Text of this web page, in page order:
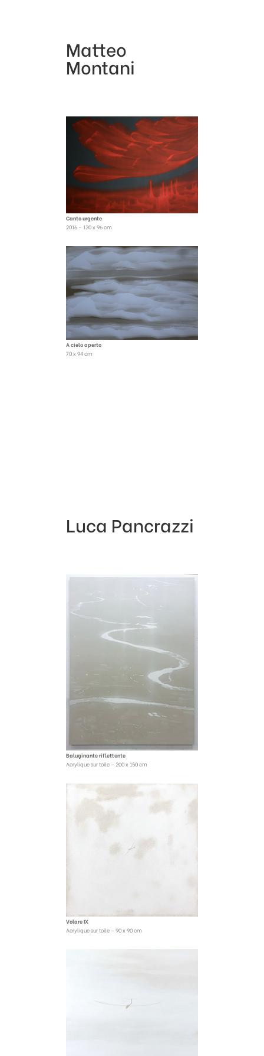
Matteo
Montani
Canto urgente
2016 – 130 x 96 cm
A cielo aperto
70 x 94 cm
Luca Pancrazzi
Baluginante riflettente
Acrylique sur toile – 200 x 150 cm
Volare IX
Acrylique sur toile – 90 x 90 cm